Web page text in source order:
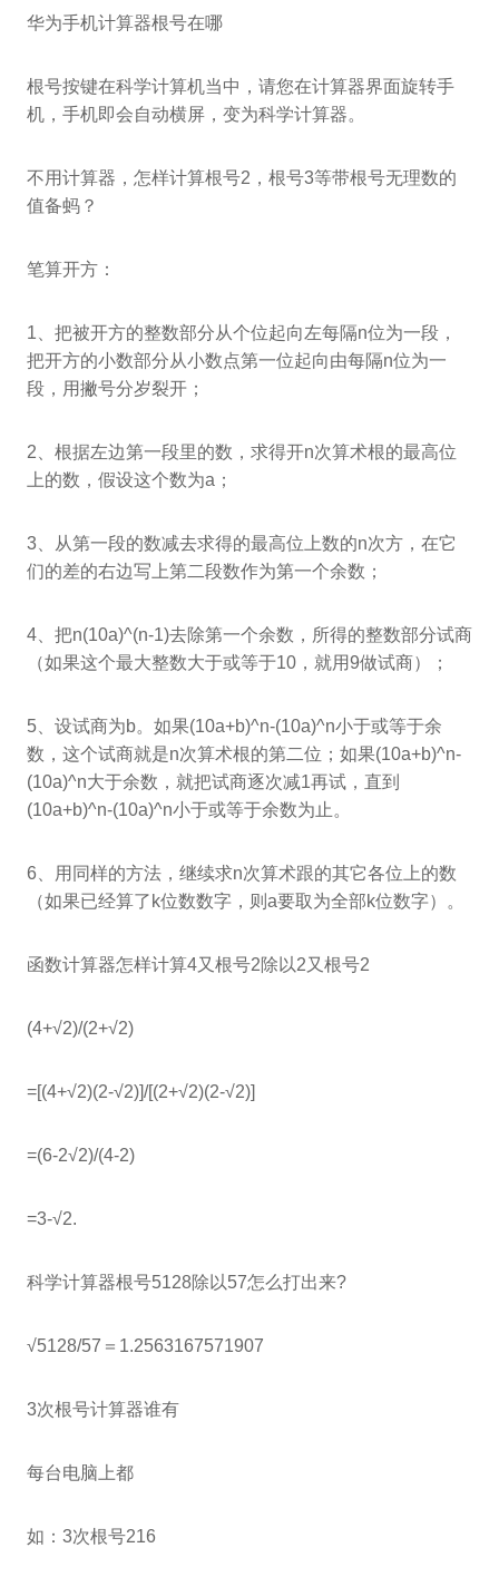
华为手机计算器根号在哪
根号按键在科学计算机当中，请您在计算器界面旋转手
机，手机即会自动横屏，变为科学计算器。
不用计算器，怎样计算根号2，根号3等带根号无理数的
值备蚂？
笔算开方：
1、把被开方的整数部分从个位起向左每隔n位为一段，
把开方的小数部分从小数点第一位起向由每隔n位为一
段，用撇号分岁裂开；
2、根据左边第一段里的数，求得开n次算术根的最高位
上的数，假设这个数为a；
3、从第一段的数减去求得的最高位上数的n次方，在它
们的差的右边写上第二段数作为第一个余数；
4、把n(10a)^(n-1)去除第一个余数，所得的整数部分试商
（如果这个最大整数大于或等于10，就用9做试商）；
5、设试商为b。如果(10a+b)^n-(10a)^n小于或等于余
数，这个试商就是n次算术根的第二位；如果(10a+b)^n-
(10a)^n大于余数，就把试商逐次减1再试，直到
(10a+b)^n-(10a)^n小于或等于余数为止。
6、用同样的方法，继续求n次算术跟的其它各位上的数
（如果已经算了k位数数字，则a要取为全部k位数字）。
函数计算器怎样计算4又根号2除以2又根号2
(4+√2)/(2+√2)
=[(4+√2)(2-√2)]/[(2+√2)(2-√2)]
=(6-2√2)/(4-2)
=3-√2.
科学计算器根号5128除以57怎么打出来?
√5128/57＝1.2563167571907
3次根号计算器谁有
每台电脑上都
如：3次根号216